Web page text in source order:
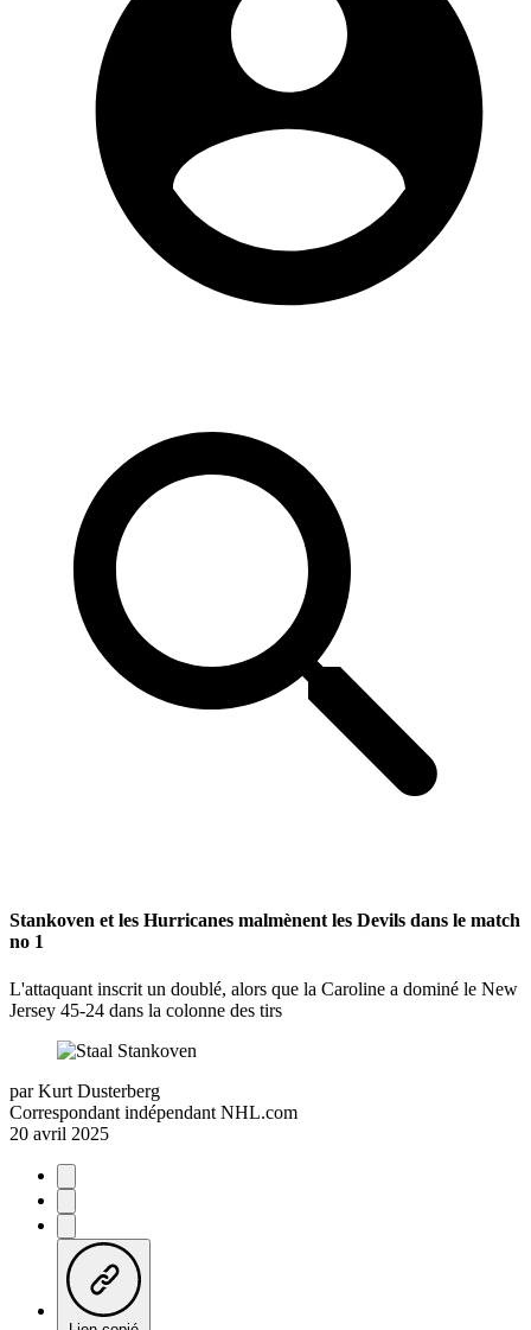
Stankoven et les Hurricanes malmènent les Devils dans le match
no 1
L'attaquant inscrit un doublé, alors que la Caroline a dominé le New
Jersey 45-24 dans la colonne des tirs
par Kurt Dusterberg
Correspondant indépendant NHL.com
20 avril 2025